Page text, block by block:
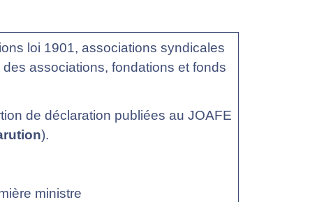
loi 1901, associations syndicales
associations, fondations et fonds
de déclaration publiées au JOAFE
).
ministre